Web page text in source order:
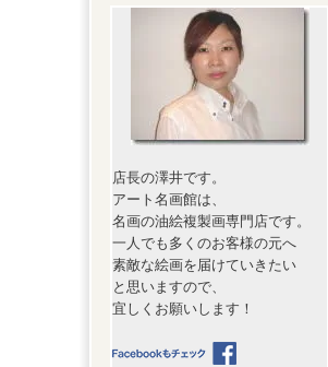
店長の澤井です。
アート名画館は、
名画の油絵複製画専門店です。
一人でも多くのお客様の元へ
素敵な絵画を届けていきたい
と思いますので、
宜しくお願いします！